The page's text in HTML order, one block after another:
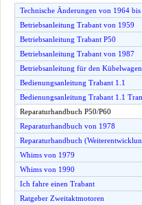
Technische Änderungen von 1964 bis
Betriebsanleitung Trabant von 1959
Betriebsanleitung Trabant P50
Betriebsanleitung Trabant von 1987
Betriebsanleitung für den
Bedienungsanleitung Trabant 1.1
Bedienungsanleitung Trabant 1.1
Reparaturhandbuch P50/P60
Reparaturhandbuch von 1978
Reparaturhandbuch
Whims von 1979
Whims von 1990
Ich fahre einen Trabant
Ratgeber Zweitaktmotoren